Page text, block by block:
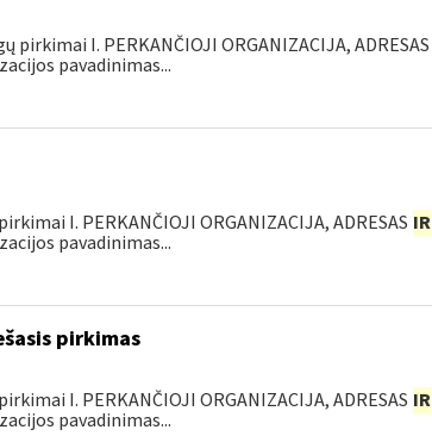
pirkimai I. PERKANČIOJI ORGANIZACIJA, ADRESAS
pavadinimas...
I. PERKANČIOJI ORGANIZACIJA, ADRESAS IR
pavadinimas...
pirkimas
I. PERKANČIOJI ORGANIZACIJA, ADRESAS IR
pavadinimas...